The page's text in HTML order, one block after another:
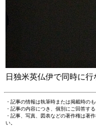
日独米英仏伊で同時に
・記事の情報は執筆時または掲載時の
・記事の内容につき、個別にご回答す
・記事、写真、図表などの著作権は著
い。